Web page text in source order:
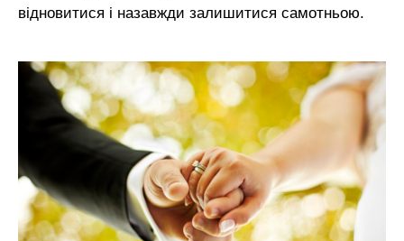
відновитися і назавжди залишитися самотньою.